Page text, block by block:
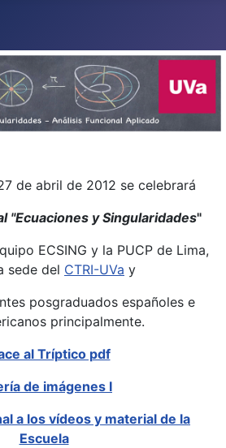
de abril de 2012 se celebrará
"Ecuaciones y Singularidades"
ECSING y la PUCP de Lima,
sede del CTRI-UVa y
posgraduados españoles e
principalmente.
al Tríptico pdf
de imágenes I
a los vídeos y material de la
Escuela